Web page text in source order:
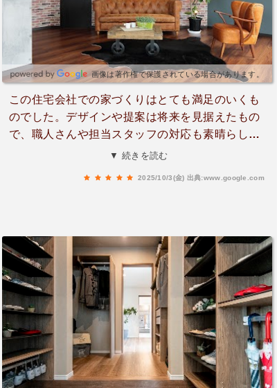
画像は著作権で保護されている場合があります。
この住宅会社での家づくりはとても満足のいくも
のでした。デザインや提案は将来を見据えたもの
で、職人さんや担当スタッフの対応も素晴らしか
ったです。展示場も大変参考になり、具体的なイ
▼ 続きを読む
2025/10/3(金) 出典:www.google.com